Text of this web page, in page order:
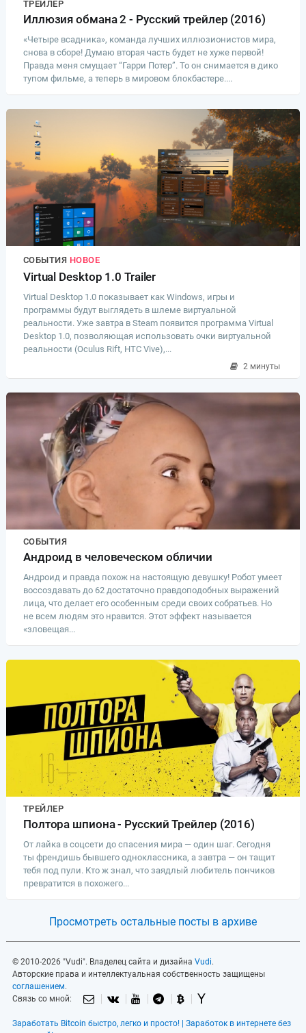
ТРЕЙЛЕР
Иллюзия обмана 2 - Русский трейлер (2016)
«Четыре всадника», команда лучших иллюзионистов мира,
снова в сборе! Думаю вторая часть будет не хуже первой!
Правда меня смущает “Гарри Потер”. То он снимается в дико
тупом фильме, а теперь в мировом блокбастере....
СОБЫТИЯ НОВОЕ
Virtual Desktop 1.0 Trailer
Virtual Desktop 1.0 показывает как Windows, игры и
программы будут выглядеть в шлеме виртуальной
реальности. Уже завтра в Steam появится программа Virtual
Desktop 1.0, позволяющая использовать очки виртуальной
реальности (Oculus Rift, HTC Vive),...
2 минуты
СОБЫТИЯ
Андроид в человеческом обличии
Андроид и правда похож на настоящую девушку! Робот умеет
воссоздавать до 62 достаточно правдоподобных выражений
лица, что делает его особенным среди своих собратьев. Но
не всем людям это нравится. Этот эффект называется
«зловещая...
ТРЕЙЛЕР
Полтора шпиона - Русский Трейлер (2016)
От лайка в соцсети до спасения мира — один шаг. Сегодня
ты френдишь бывшего одноклассника, а завтра — он тащит
тебя под пули. Кто ж знал, что заядлый любитель пончиков
превратится в похожего...
Просмотреть остальные посты в архиве
© 2010-2026 "Vudi". Владелец сайта и дизайна Vudi.
Авторские права и интеллектуальная собственность защищены
соглашением.
Связь со мной:
Заработать Bitcoin быстро, легко и просто! | Заработок в интернете без